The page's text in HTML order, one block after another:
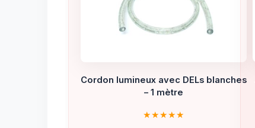
Cordon lumineux avec DELs blanches
– 1 mètre